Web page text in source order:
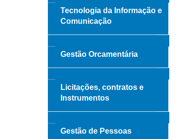
Tecnologia da Informação e
Comunicação
Gestão Orcamentária
Licitações, contratos e
Instrumentos
Gestão de Pessoas